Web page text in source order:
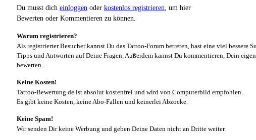
Du musst dich einloggen oder kostenlos registrieren , um hier
Bewerten oder Kommentieren zu können.
Warum registrieren?
Als registrierter Besucher kannst Du das Tattoo-Forum betreten, hast eine viel bessere
Tipps und Antworten auf Deine Fragen. Außerdem kannst Du kommentieren, Dein
bewerten.
Keine Kosten!
Tattoo-Bewertung.de ist absolut kostenfrei und wird von Computerbild empfohlen.
Es gibt keine Kosten, keine Abo-Fallen und keinerlei Abzocke.
Keine Spam!
Wir senden Dir keine Werbung und geben Deine Daten nicht an Dritte weiter.